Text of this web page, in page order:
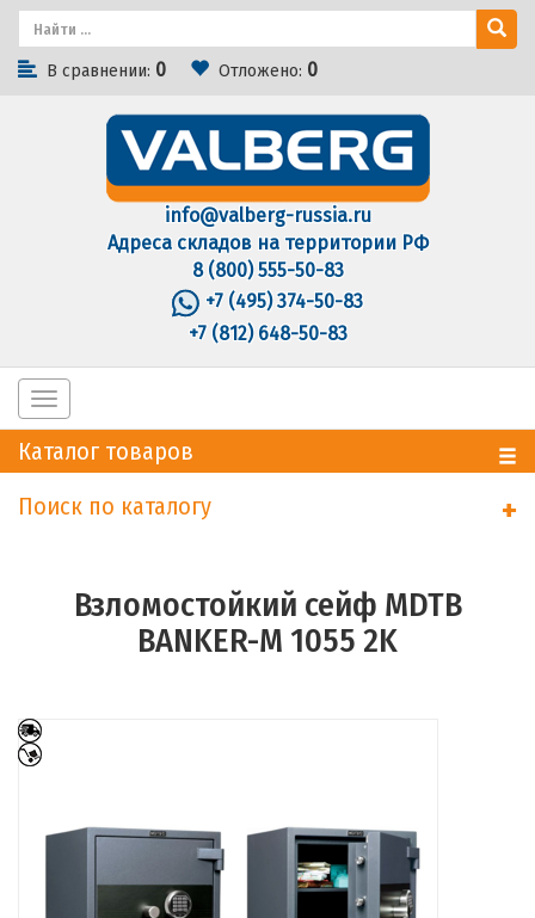
В сравнении: 0 Отложено: 0
info@valberg-russia.ru
Адреса складов на территории РФ
8 (800) 555-50-83
+7 (495) 374-50-83
+7 (812) 648-50-83
Toggle
navigation
Каталог товаров
Поиск по каталогу
+
Взломостойкий сейф MDTB
BANKER-M 1055 2K